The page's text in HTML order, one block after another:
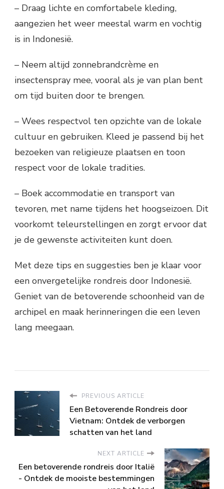
– Draag lichte en comfortabele kleding,
aangezien het weer meestal warm en vochtig
is in Indonesië.
– Neem altijd zonnebrandcrème en
insectenspray mee, vooral als je van plan bent
om tijd buiten door te brengen.
– Wees respectvol ten opzichte van de lokale
cultuur en gebruiken. Kleed je passend bij het
bezoeken van religieuze plaatsen en toon
respect voor de lokale tradities.
– Boek accommodatie en transport van
tevoren, met name tijdens het hoogseizoen. Dit
voorkomt teleurstellingen en zorgt ervoor dat
je de gewenste activiteiten kunt doen.
Met deze tips en suggesties ben je klaar voor
een onvergetelijke rondreis door Indonesië.
Geniet van de betoverende schoonheid van de
archipel en maak herinneringen die een leven
lang meegaan.
PREVIOUS ARTICLE
Een Betoverende Rondreis door
Vietnam: Ontdek de verborgen
schatten van het land
NEXT ARTICLE
Een betoverende rondreis door Italië
- Ontdek de mooiste bestemmingen